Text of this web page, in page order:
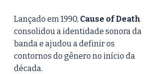
Lançado em 1990, Cause of Death
consolidou a identidade sonora da
banda e ajudou a definir os
contornos do gênero no início da
década.